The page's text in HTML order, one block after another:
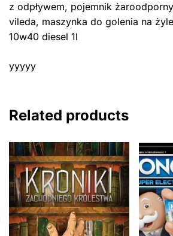
z odpływem, pojemnik
vileda, maszynka do golenia na
10w40 diesel 1l
yyyyy
Related products